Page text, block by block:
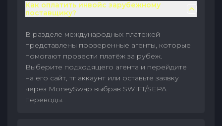
Как оплатить инвойс зарубежному
поставщику?
В разделе международных платежей
представлены проверенные агенты, которые
помогают провести платёж за рубеж.
Выберите подходящего агента и перейдите
на его сайт, тг аккаунт или оставьте заявку
через MoneySwap выбрав SWIFT/SEPA
переводы.